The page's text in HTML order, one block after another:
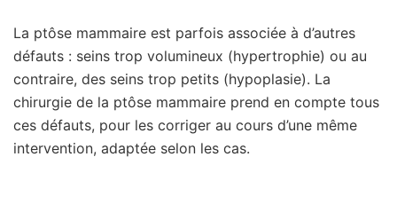
La ptôse mammaire est parfois associée à d’autres
défauts : seins trop volumineux (hypertrophie) ou au
contraire, des seins trop petits (hypoplasie). La
chirurgie de la ptôse mammaire prend en compte tous
ces défauts, pour les corriger au cours d’une même
intervention, adaptée selon les cas.